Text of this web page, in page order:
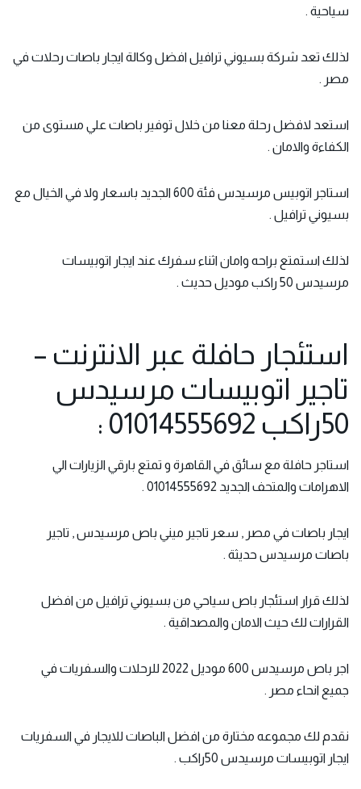
سياحية .
لذلك تعد شركة بسيوني ترافيل افضل وكالة ايجار باصات رحلات في
مصر .
استعد لافضل رحلة معنا من خلال توفير باصات علي مستوى من
الكفاءة والامان .
استاجر اتوبيس مرسيدس فئة 600 الجديد باسعار ولا في الخيال مع
بسيوني ترافيل .
لذلك استمتع براحه وامان اثناء سفرك عند ايجار اتوبيسات
مرسيدس 50 راكب موديل حديث .
استئجار حافلة عبر الانترنت –
تاجير اتوبيسات مرسيدس
50راكب 01014555692 :
استاجر حافلة مع سائق في القاهرة و تمتع بارقي الزيارات الي
الاهرامات والمتحف الجديد 01014555692 .
ايجار باصات في مصر , سعر تاجير ميني باص مرسيدس , تاجير
باصات مرسيدس حديثة .
لذلك قرار استئجار باص سياحي من بسيوني ترافيل من افضل
القرارات لك حيث الامان والمصداقية .
اجر باص مرسيدس 600 موديل 2022 للرحلات والسفريات في
جميع انحاء مصر .
نقدم لك مجموعه مختارة من افضل الباصات للايجار في السفريات
ايجار اتوبيسات مرسيدس 50راكب .